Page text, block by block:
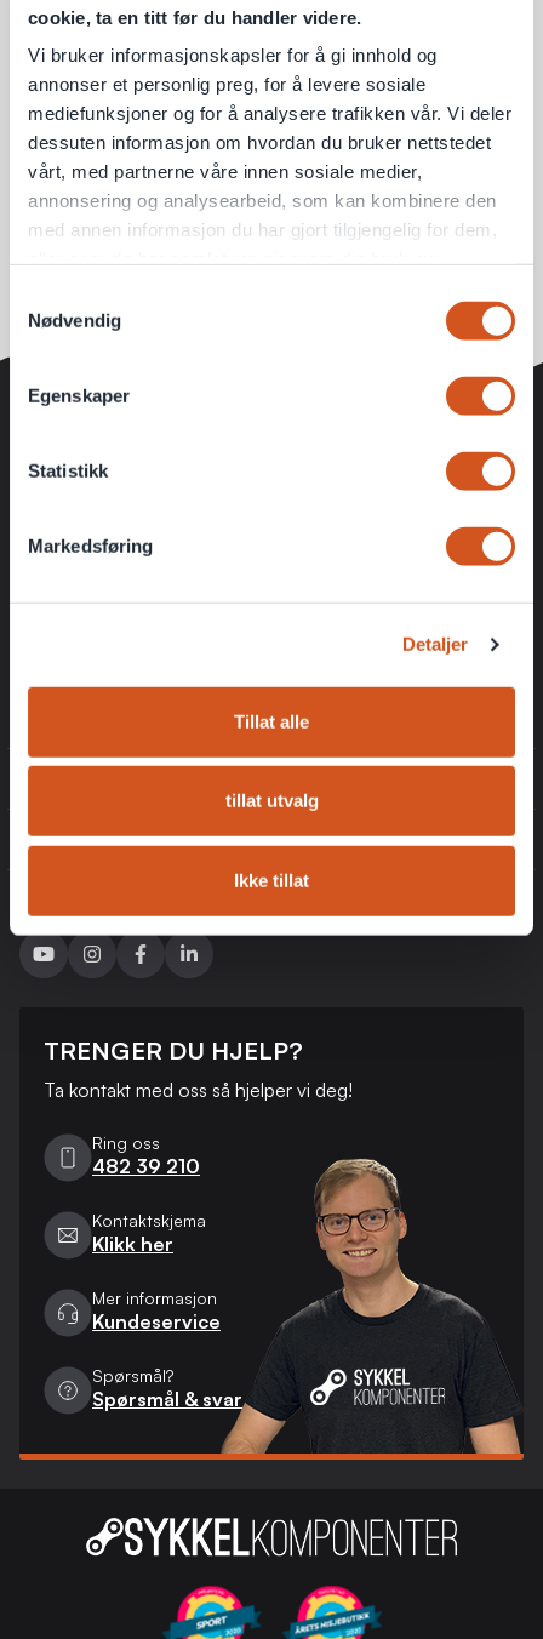
cookie, ta en titt før du handler videre.
Vi bruker informasjonskapsler for å gi innhold og
annonser et personlig preg, for å levere sosiale
mediefunksjoner og for å analysere trafikken vår. Vi deler
dessuten informasjon om hvordan du bruker nettstedet
vårt, med partnerne våre innen sosiale medier,
annonsering og analysearbeid, som kan kombinere den
med annen informasjon du har gjort tilgjengelig for dem,
Nødvendig
Egenskaper
Statistikk
Markedsføring
Detaljer
Tillat alle
tillat utvalg
Ikke tillat
Få de beste tilbudene først
KUNDESERVICE
TRENGER DU HJELP?
Ta kontakt med oss ​​så hjelper vi deg!
Ring oss
482 39 210
Kontaktskjema
Klikk her
Mer informasjon
Kundeservice
Spørsmål?
Spørsmål & svar